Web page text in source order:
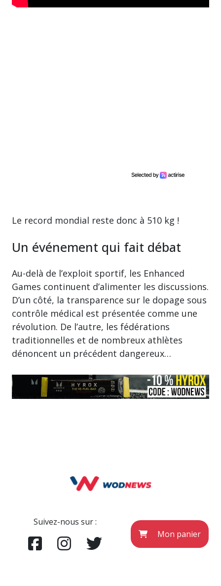
Le record mondial reste donc à 510 kg !
Un événement qui fait débat
Au-delà de l’exploit sportif, les Enhanced
Games continuent d’alimenter les discussions.
D’un côté, la transparence sur le dopage sous
contrôle médical est présentée comme une
révolution. De l’autre, les fédérations
traditionnelles et de nombreux athlètes
dénoncent un précédent dangereux…
Suivez-nous sur :
Mon panier